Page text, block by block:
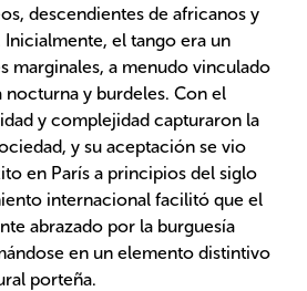
descendientes de africanos y
el tango era un
marginales, a menudo vinculado
nocturna y burdeles. Con el
y complejidad capturaron la
y su aceptación se vio
en París a principios del siglo
internacional facilitó que el
abrazado por la burguesía
en un elemento distintivo
porteña.